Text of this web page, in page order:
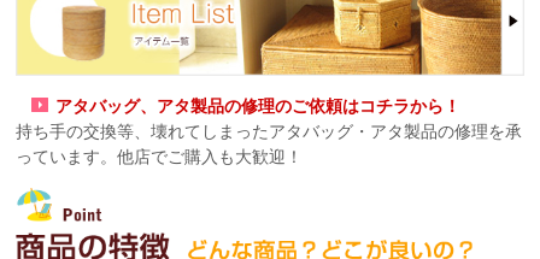
アタバッグ、アタ製品の修理のご依頼はコチラから！
持ち手の交換等、壊れてしまったアタバッグ・アタ製品の修理を承
っています。他店でご購入も大歓迎！